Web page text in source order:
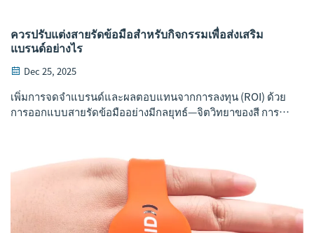
ควรปรับแต่งสายรัดข้อมือสำหรับกิจกรรมเพื่อส่งเสริม
แบรนด์อย่างไร
Dec 25, 2025
เพิ่มการจดจำแบรนด์และผลตอบแทนจากการลงทุน (ROI) ด้วย
การออกแบบสายรัดข้อมืออย่างมีกลยุทธ์—จิตวิทยาของสี การ